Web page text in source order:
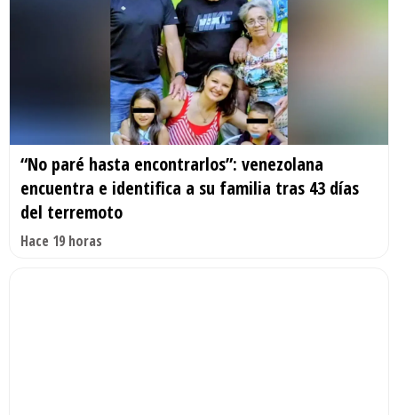
“No paré hasta encontrarlos”: venezolana
encuentra e identifica a su familia tras 43 días
del terremoto
Hace 19 horas